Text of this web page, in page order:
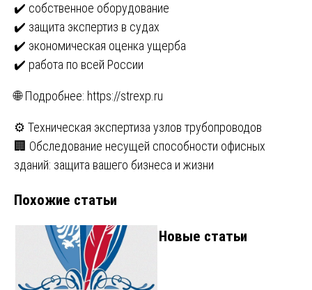
✔️ собственное оборудование
✔️ защита экспертиз в судах
✔️ экономическая оценка ущерба
✔️ работа по всей России
🌐 Подробнее: https://strexp.ru
Навигация
по
⚙️ Техническая экспертиза узлов трубопроводов
🏢 Обследование несущей способности офисных
зданий: защита вашего бизнеса и жизни
Похожие статьи
Новые статьи